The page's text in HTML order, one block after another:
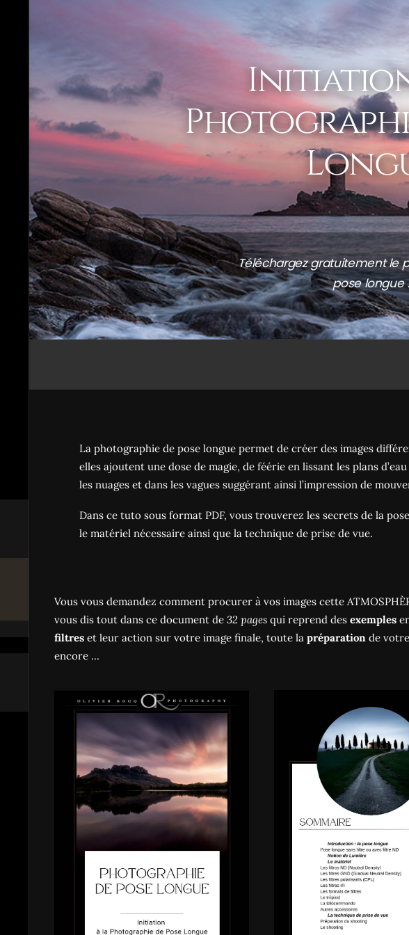
Téléchargez gratuitement le
pose longue
La photographie de pose longue permet de créer des images
elles ajoutent une dose de magie, de féérie en lissant les plans
les nuages et dans les vagues suggérant ainsi l’impression de
Dans ce tuto sous format PDF, vous trouverez les secrets de la
le matériel nécessaire ainsi que la technique de prise de vue.
Vous vous demandez comment procurer à vos images cette
vous dis tout dans ce document de 32 pages qui reprend des exemples
filtres et leur action sur votre image finale, toute la préparation de
encore …